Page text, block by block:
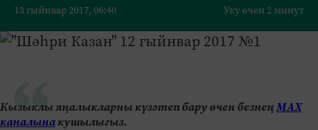
13 гыйнвар 2017, 06:40 Уку өчен 2 минут
Кызыклы яңалыкларны күзәтеп бару өчен безнеңМАХ
каналынакушылыгыз.